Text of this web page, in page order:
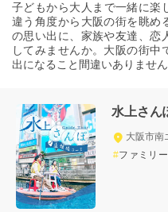
子どもから大人まで一緒に楽
違う角度から大阪の街を眺め
の思い出に、家族や友達、恋
してみませんか。大阪の街中
出になること間違いありません
水上さん
大阪市南
ファミリ